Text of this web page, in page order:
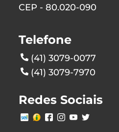
CEP - 80.020-090
Telefone
(41) 3079-0077
(41) 3079-7970
Redes Sociais